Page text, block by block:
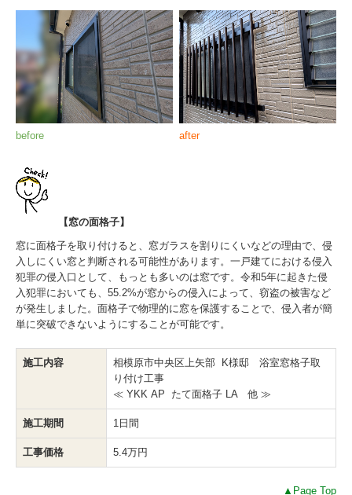
before after
【窓の面格子】
窓に面格子を取り付けると、窓ガラスを割りにくいなどの理由で、侵
入しにくい窓と判断される可能性があります。一戸建てにおける侵入
犯罪の侵入口として、もっとも多いのは窓です。令和5年に起きた侵
入犯罪においても、55.2%が窓からの侵入によって、窃盗の被害など
が発生しました。面格子で物理的に窓を保護することで、侵入者が簡
単に突破できないようにすることが可能です。
施工内容
相模原市中央区上矢部 K様邸 浴室窓格子取
り付け工事
≪ YKK AP たて面格子 LA 他 ≫
施工期間 1日間
工事価格 5.4万円
▲Page Top